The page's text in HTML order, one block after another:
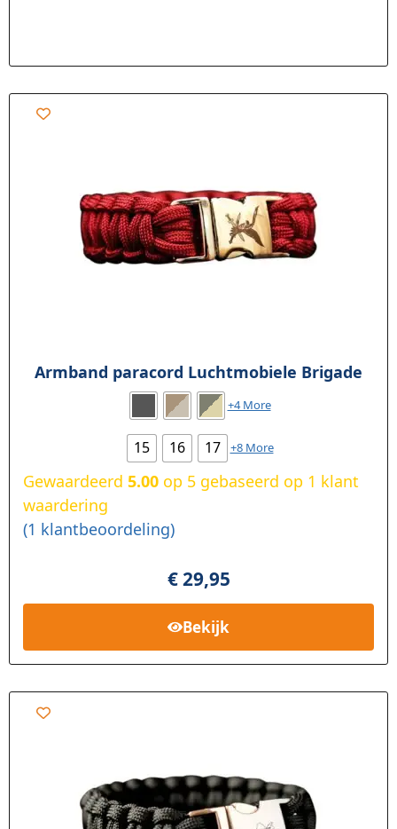
Armband paracord Luchtmobiele Brigade
+4 More
15 16 17 +8 More
Gewaardeerd 5.00 op 5 gebaseerd op 1 klant
waardering
(1 klantbeoordeling)
€29,95
Bekijk